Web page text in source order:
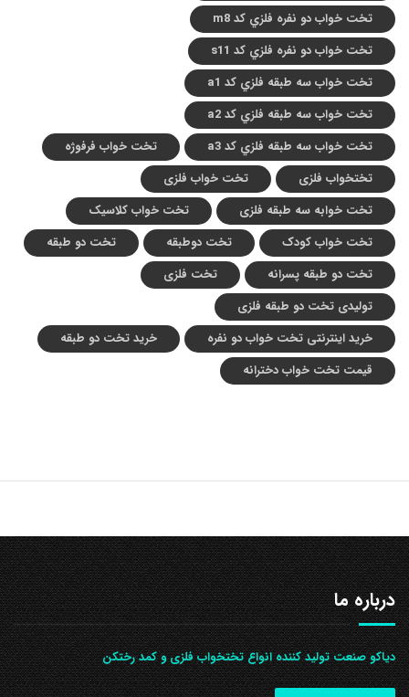
تخت خواب دو نفره فلزي کد m8
تخت خواب دو نفره فلزي کد s11
تخت خواب سه طبقه فلزي کد a1
تخت خواب سه طبقه فلزي کد a2
تخت خواب سه طبقه فلزي کد a3
تخت خواب فرفوژه
تختخواب فلزی
تخت خواب فلزی
تخت خوابه سه طبقه فلزی
تخت خواب کلاسیک
تخت خواب کودک
تخت دوطبقه
تخت دو طبقه
تخت دو طبقه پسرانه
تخت فلزی
تولیدی تخت دو طبقه فلزی
خرید اینترنتی تخت خواب دو نفره
خرید تخت دو طبقه
قیمت تخت خواب دخترانه
درباره ما
دیاکو صنعت تولید کننده انواع تختخواب فلزی و کمد رختکن